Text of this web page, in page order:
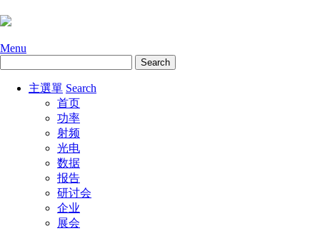
Menu
主選單 Search
首页
功率
射频
光电
数据
报告
研讨会
企业
展会